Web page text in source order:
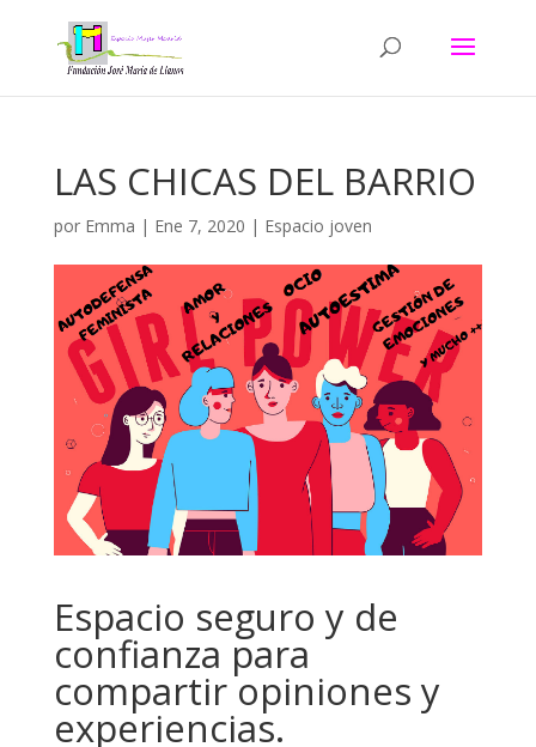
LAS CHICAS DEL BARRIO
por Emma | Ene 7, 2020 | Espacio joven
Espacio seguro y de
confianza para
compartir opiniones y
experiencias.